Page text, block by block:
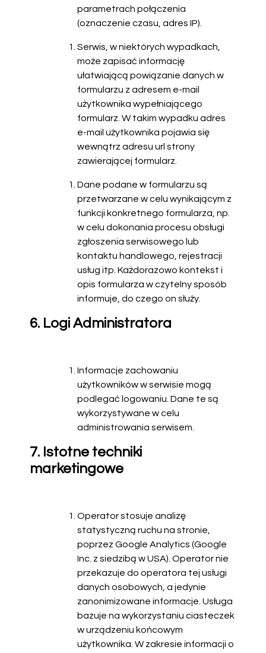
parametrach połączenia
(oznaczenie czasu, adres IP).
Serwis, w niektórych wypadkach,
może zapisać informację
ułatwiającą powiązanie danych w
formularzu z adresem e-mail
użytkownika wypełniającego
formularz. W takim wypadku adres
e-mail użytkownika pojawia się
wewnątrz adresu url strony
zawierającej formularz.
Dane podane w formularzu są
przetwarzane w celu wynikającym z
funkcji konkretnego formularza, np.
w celu dokonania procesu obsługi
zgłoszenia serwisowego lub
kontaktu handlowego, rejestracji
usług itp. Każdorazowo kontekst i
opis formularza w czytelny sposób
informuje, do czego on służy.
6. Logi Administratora
Informacje zachowaniu
użytkowników w serwisie mogą
podlegać logowaniu. Dane te są
wykorzystywane w celu
administrowania serwisem.
7. Istotne techniki
marketingowe
Operator stosuje analizę
statystyczną ruchu na stronie,
poprzez Google Analytics (Google
Inc. z siedzibą w USA). Operator nie
przekazuje do operatora tej usługi
danych osobowych, a jedynie
zanonimizowane informacje. Usługa
bazuje na wykorzystaniu ciasteczek
w urządzeniu końcowym
użytkownika. W zakresie informacji o